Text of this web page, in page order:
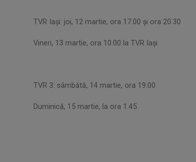
TVR Iaşi: joi, 12 martie, ora 17.00 şi ora 20.30
Vineri, 13 martie, ora 10.00 la TVR Iaşi
TVR 3: sâmbătă, 14 martie, ora 19.00
Duminică, 15 martie, la ora 1.45